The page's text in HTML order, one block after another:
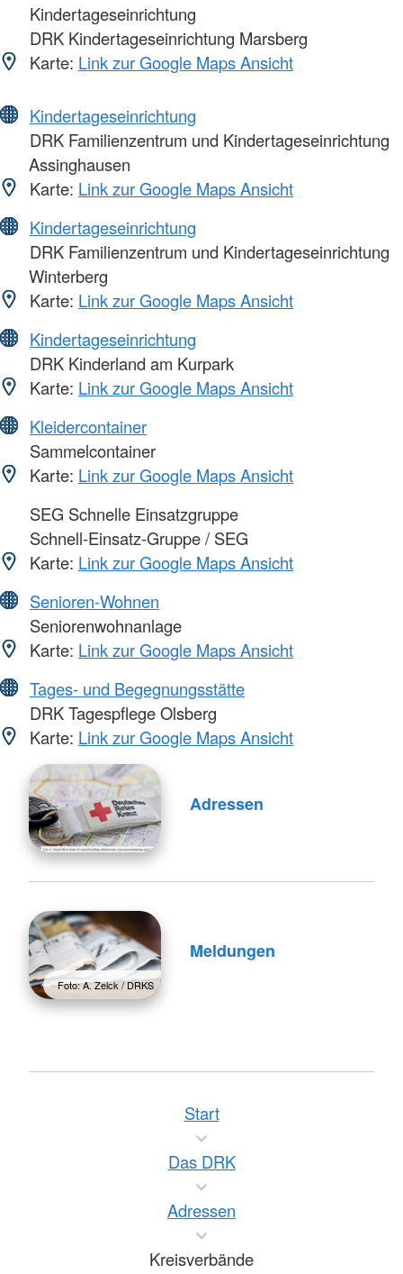
Kindertageseinrichtung
DRK Kindertageseinrichtung Marsberg
Karte: Link zur Google Maps Ansicht
Kindertageseinrichtung
DRK Familienzentrum und Kindertageseinrichtung
Assinghausen
Karte: Link zur Google Maps Ansicht
Kindertageseinrichtung
DRK Familienzentrum und Kindertageseinrichtung
Winterberg
Karte: Link zur Google Maps Ansicht
Kindertageseinrichtung
DRK Kinderland am Kurpark
Karte: Link zur Google Maps Ansicht
Kleidercontainer
Sammelcontainer
Karte: Link zur Google Maps Ansicht
SEG Schnelle Einsatzgruppe
Schnell-Einsatz-Gruppe / SEG
Karte: Link zur Google Maps Ansicht
Senioren-Wohnen
Seniorenwohnanlage
Karte: Link zur Google Maps Ansicht
Tages- und Begegnungsstätte
DRK Tagespflege Olsberg
Karte: Link zur Google Maps Ansicht
Adressen
Foto: A. Zelck / DRKS
Meldungen
Start
Das DRK
Adressen
Kreisverbände